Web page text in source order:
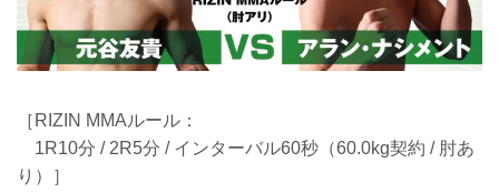
［RIZIN MMAルール：
1R10分 / 2R5分 / インターバル60秒（60.0kg契約 / 肘あ
り）］